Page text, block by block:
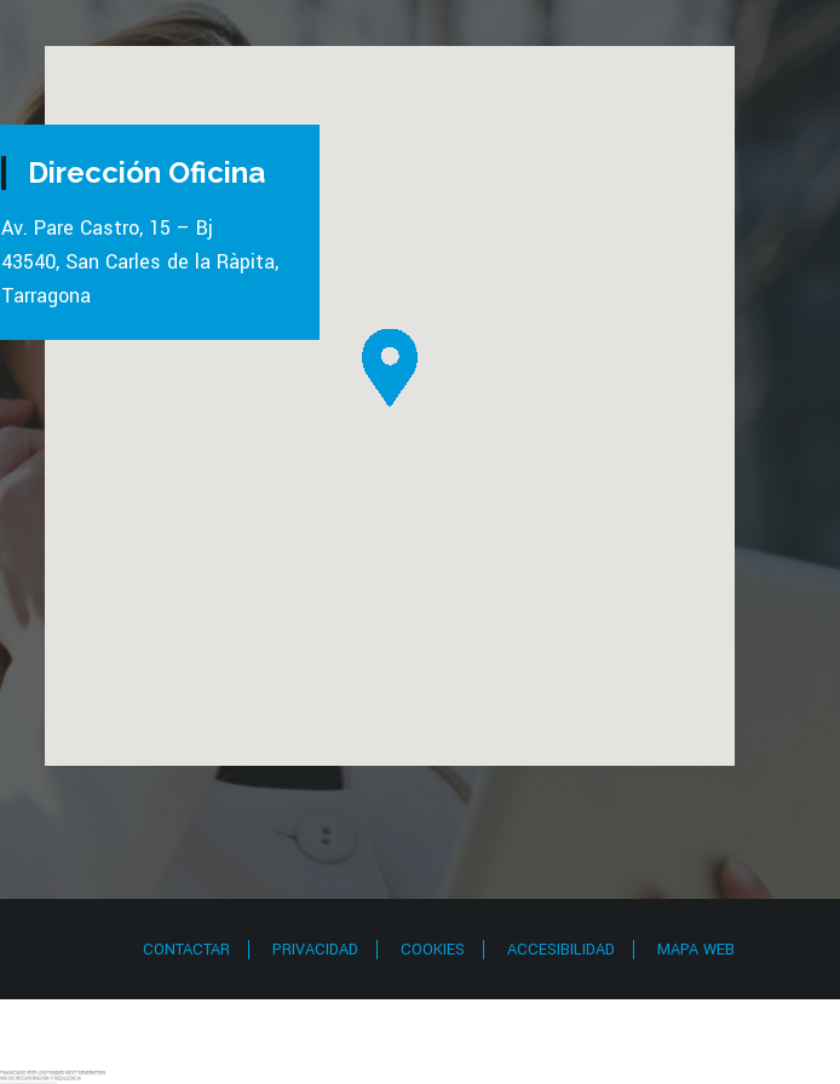
Dirección Oficina
Av. Pare Castro, 15 – Bj
43540, San Carles de la Ràpita,
Tarragona
CONTACTAR PRIVACIDAD COOKIES ACCESIBILIDAD MAPA WEB